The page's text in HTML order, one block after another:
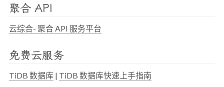
聚合 API
云综合- 聚合 API 服务平台
免费云服务
TiDB 数据库 | TiDB 数据库快速上手指南